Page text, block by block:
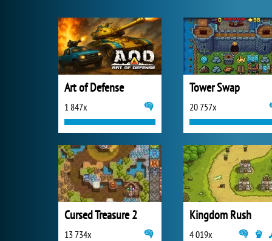
Art of Defense
1 847x
Tower Swap
20 757x
Cursed Treasure 2
13 734x
Kingdom Rush
4 019x